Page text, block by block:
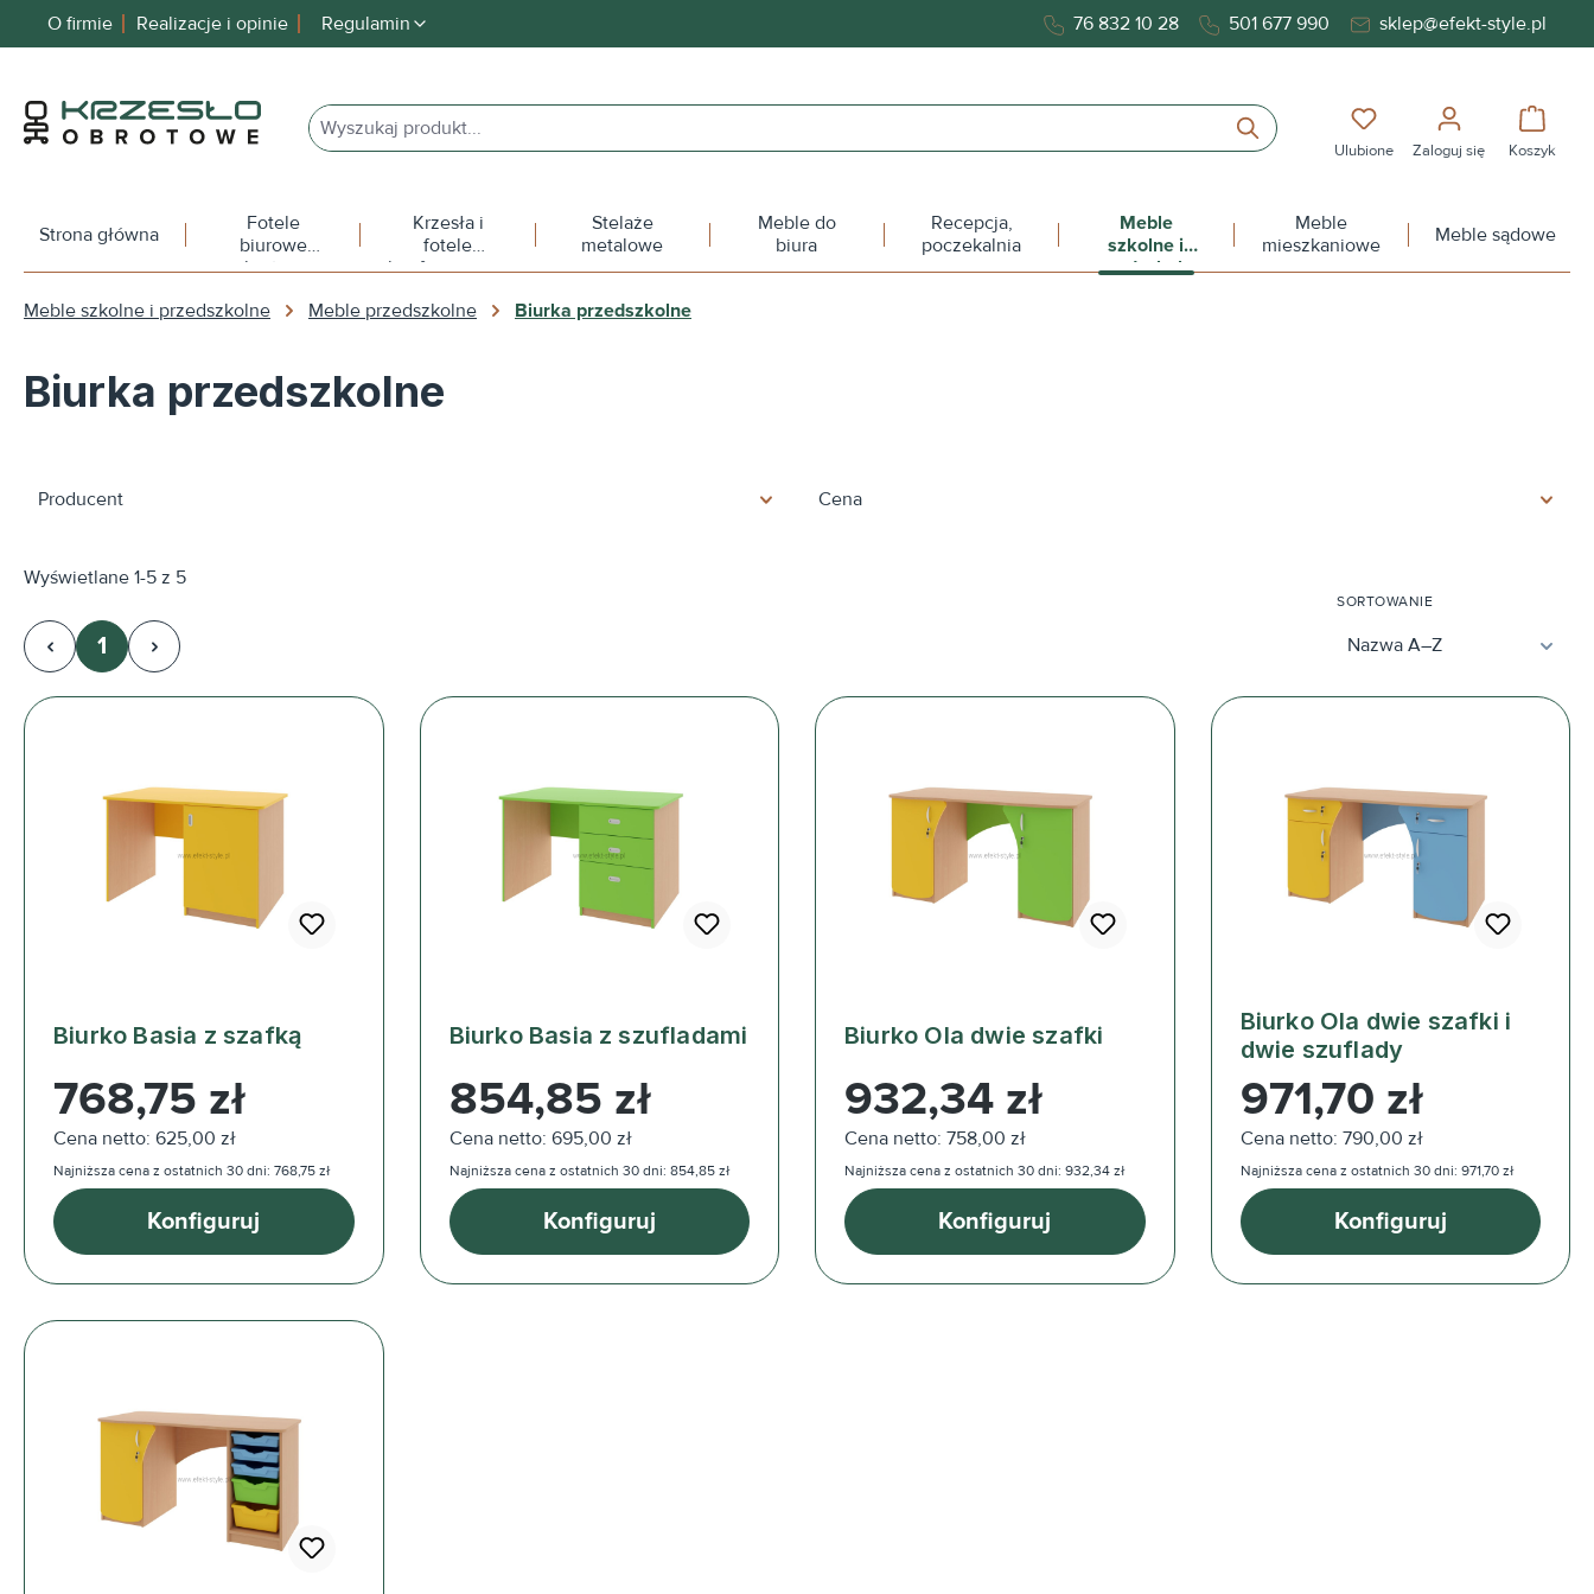
Przejdź do głównej nawigacji
O firmie Realizacje i opinie Regulamin 76 832 10 28 501 677 990 sklep@efekt-style.pl
Masz 0 przedmioty na
Ulubione Zaloguj się Koszyk
Strona główna
Fotele
biurowe
obrotowe
Krzesła i
fotele
konferencyjne
Stelaże
metalowe
Meble do
biura
Recepcja,
poczekalnia
Meble
szkolne i
przedszkolne
Meble
mieszkaniowe
Meble sądowe
Meble szkolne i przedszkolne Meble przedszkolne Biurka przedszkolne
Biurka przedszkolne
Producent Cena
Wyświetlane 1-5 z 5
Strona
1
SORTOWANIE
Biurko Basia z szafką
Cena regularna:
768,75 zł
Cena netto: 625,00 zł
Najniższa cena z ostatnich 30 dni: 768,75 zł
Konfiguruj
Biurko Basia z szufladami
Cena regularna:
854,85 zł
Cena netto: 695,00 zł
Najniższa cena z ostatnich 30 dni: 854,85 zł
Konfiguruj
Biurko Ola dwie szafki
Cena regularna:
932,34 zł
Cena netto: 758,00 zł
Najniższa cena z ostatnich 30 dni: 932,34 zł
Konfiguruj
Biurko Ola dwie szafki i
dwie szuflady
Cena regularna:
971,70 zł
Cena netto: 790,00 zł
Najniższa cena z ostatnich 30 dni: 971,70 zł
Konfiguruj